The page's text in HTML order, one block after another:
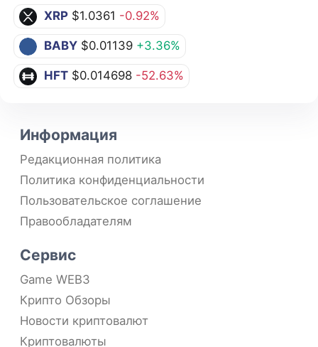
XRP $1.0361 -0.92%
BABY $0.01139 +3.36%
HFT $0.014698 -52.63%
Информация
Редакционная политика
Политика конфиденциальности
Пользовательское соглашение
Правообладателям
Сервис
Game WEB3
Крипто Обзоры
Новости криптовалют
Криптовалюты